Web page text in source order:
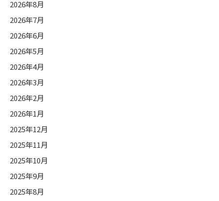
2026年8月
2026年7月
2026年6月
2026年5月
2026年4月
2026年3月
2026年2月
2026年1月
2025年12月
2025年11月
2025年10月
2025年9月
2025年8月